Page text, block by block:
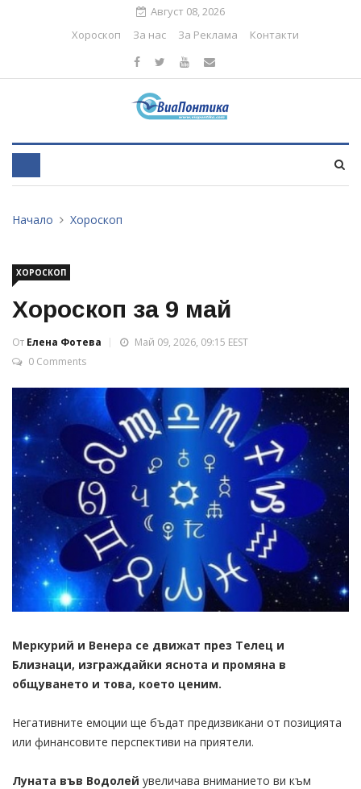
Август 08, 2026
Хороскоп
За нас За Реклама Контакти
Начало Хороскоп
ХОРОСКОП
Хороскоп за 9 май
От Елена Фотева
Май 09, 2026, 09:15 EEST
0 Comments
Меркурий и Венера се движат през Телец и
Близнаци, изграждайки яснота и промяна в
общуването и това, което ценим.
Негативните емоции ще бъдат предизвикани от позицията
или финансовите перспективи на приятели.
Луната във Водолей увеличава вниманието ви към